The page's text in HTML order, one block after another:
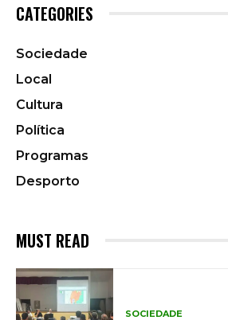
CATEGORIES
Sociedade
Local
Cultura
Política
Programas
Desporto
MUST READ
SOCIEDADE